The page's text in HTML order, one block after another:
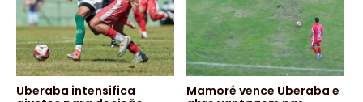
Uberaba intensifica
Mamoré vence Uberaba e